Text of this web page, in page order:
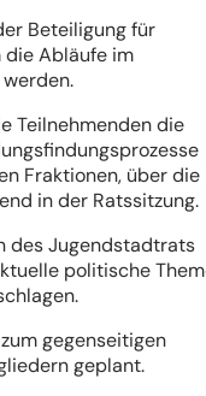
Beteiligung für
die Abläufe im
Teilnehmenden die
Fraktionen, über die
in der Ratssitzung.
des Jugendstadtrats
politische
gegenseitigen
geplant.